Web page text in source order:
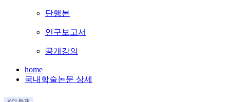
단행본
연구보고서
공개강의
home
국내학술논문 상세